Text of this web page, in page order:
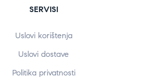
SERVISI
Uslovi korištenja
Uslovi dostave
Politika privatnosti